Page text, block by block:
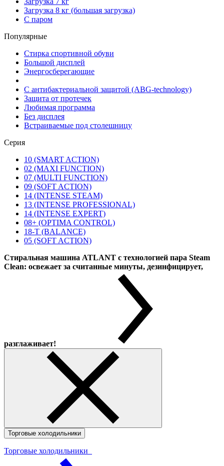
Загрузка 8 кг (большая загрузка)
С паром
Популярные
Стирка спортивной обуви
Большой дисплей
Энергосберегающие
С антибактериальной защитой (ABG-technology)
Защита от протечек
Любимая программа
Без дисплея
Встраиваемые под столешницу
Серия
10 (SMART ACTION)
02 (MAXI FUNCTION)
07 (MULTI FUNCTION)
09 (SOFT ACTION)
14 (INTENSE STEAM)
13 (INTENSE PROFESSIONAL)
14 (INTENSE EXPERT)
08+ (OPTIMA CONTROL)
18-T (BALANCE)
05 (SOFT ACTION)
Стиральная машина ATLANT с технологией пара Steam
Clean: освежает за считанные минуты, дезинфицирует,
разглаживает!
Торговые холодильники
Торговые холодильники